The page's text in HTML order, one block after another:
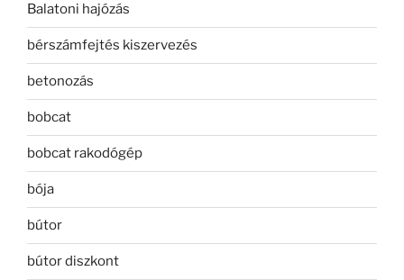
Balatoni hajózás
bérszámfejtés kiszervezés
betonozás
bobcat
bobcat rakodógép
bója
bútor
bútor diszkont